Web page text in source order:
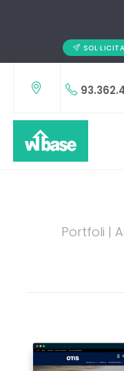
Portfoli |